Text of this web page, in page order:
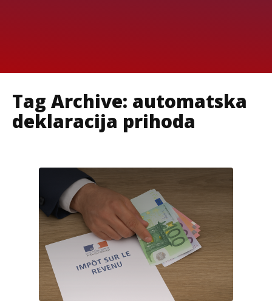
Tag Archive: automatska
deklaracija prihoda